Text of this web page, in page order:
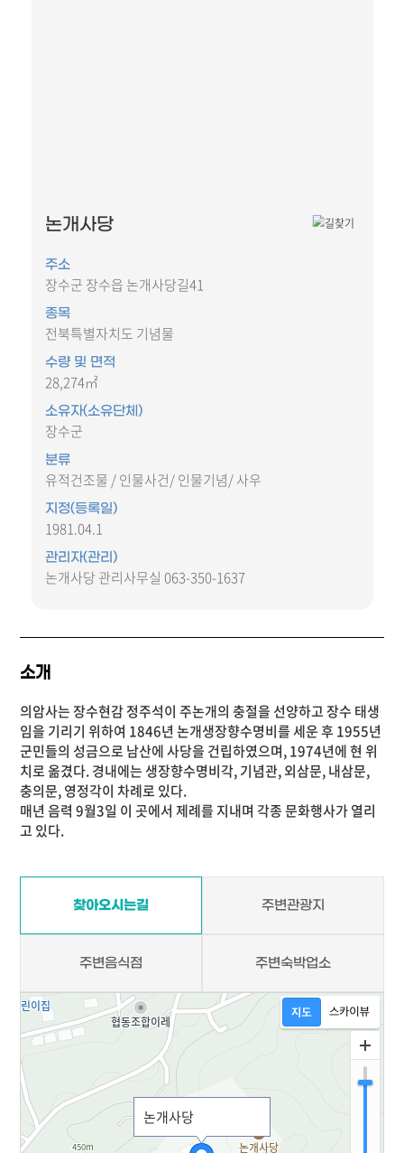
논개사당
주소
장수군 장수읍 논개사당길41
종목
전북특별자치도 기념물
수량 및 면적
28,274㎡
소유자(소유단체)
장수군
분류
유적건조물 / 인물사건/ 인물기념/ 사우
지정(등록일)
1981.04.1
관리자(관리)
논개사당 관리사무실 063-350-1637
소개
의암사는 장수현감 정주석이 주논개의 충절을 선양하고 장수 태생
임을 기리기 위하여 1846년 논개생장향수명비를 세운 후 1955년
군민들의 성금으로 남산에 사당을 건립하였으며, 1974년에 현 위
치로 옮겼다. 경내에는 생장향수명비각, 기념관, 외삼문, 내삼문,
충의문, 영정각이 차례로 있다.
매년 음력 9월3일 이 곳에서 제례를 지내며 각종 문화행사가 열리
고 있다.
찾아오시는길 주변관광지
주변음식점 주변숙박업소
지도
논개사당